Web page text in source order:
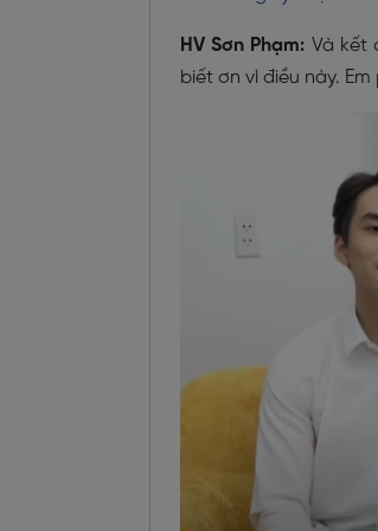
HV Sơn Phạm: Và kết
biết ơn vì điều này.